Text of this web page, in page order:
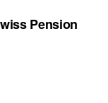
Pension